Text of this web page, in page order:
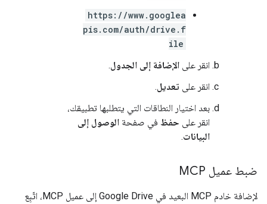
https://www.googlea
pis.com/auth/drive.f
ile
انقر على الإضافة إلى الجدول.
انقر على تعديل.
بعد اختيار النطاقات التي يتطلبها تطبيقك،
انقر على حفظ في صفحة الوصول إلى
البيانات.
ضبط عميل MCP
لإضافة خادم MCP البعيد في Google Drive إلى عميل MCP، اتّبِع